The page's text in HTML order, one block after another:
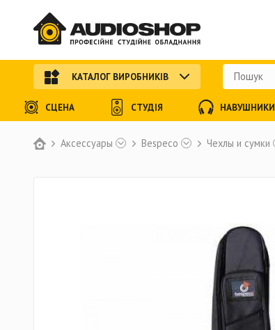
Аксессуары Bespeco Чехлы и сумки
КАТАЛОГ ВИРОБНИКІВ
СЦЕНА СТУДІЯ НАВУШНИКИ